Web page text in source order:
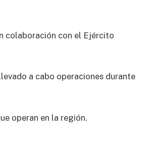
colaboración con el Ejército
a cabo operaciones durante
operan en la región.